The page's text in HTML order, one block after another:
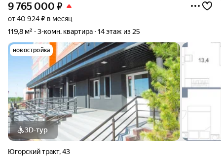
9 765 000 ₽
от 40 924 ₽ в месяц
119,8 м²
3-комн. квартира 14 этаж из 25
новостройка
3D-тур
Югорский тракт,43